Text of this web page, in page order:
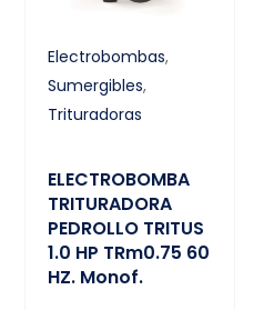
Electrobombas,
Sumergibles,
Trituradoras
ELECTROBOMBA
TRITURADORA
PEDROLLO TRITUS
1.0 HP TRm0.75 60
HZ. Monof.